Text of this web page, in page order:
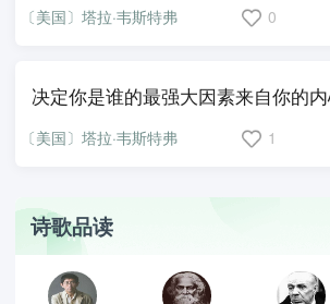
〔美国〕塔拉·韦斯特弗 0
决定你是谁的最强大因素来自你的内
〔美国〕塔拉·韦斯特弗 1
诗歌品读